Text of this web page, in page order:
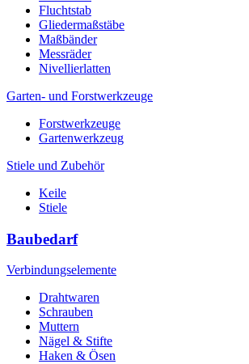
Fluchtstab
Gliedermaßstäbe
Maßbänder
Messräder
Nivellierlatten
Garten- und Forstwerkzeuge
Forstwerkzeuge
Gartenwerkzeug
Stiele und Zubehör
Keile
Stiele
Baubedarf
Verbindungselemente
Drahtwaren
Schrauben
Muttern
Nägel & Stifte
Haken & Ösen